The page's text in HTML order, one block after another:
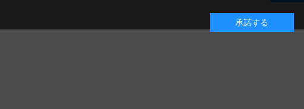
承諾する